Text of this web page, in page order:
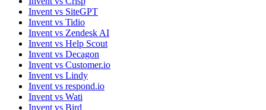
Invent vs SiteGPT
Invent vs Tidio
Invent vs Zendesk AI
Invent vs Help Scout
Invent vs Decagon
Invent vs Customer.io
Invent vs Lindy
Invent vs respond.io
Invent vs Wati
Invent vs Bird